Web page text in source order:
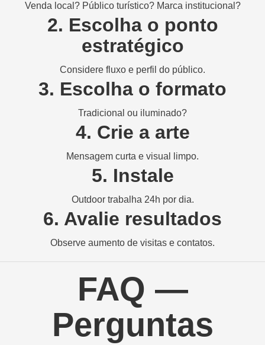
Venda local? Público turístico? Marca institucional?
2. Escolha o ponto
estratégico
Considere fluxo e perfil do público.
3. Escolha o formato
Tradicional ou iluminado?
4. Crie a arte
Mensagem curta e visual limpo.
5. Instale
Outdoor trabalha 24h por dia.
6. Avalie resultados
Observe aumento de visitas e contatos.
FAQ —
Perguntas